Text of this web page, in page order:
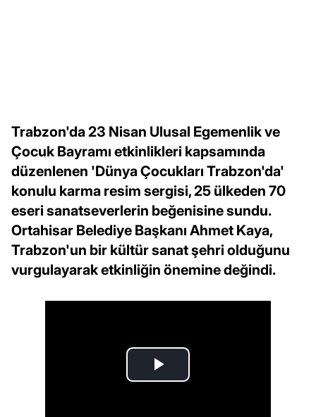
Trabzon'da 23 Nisan Ulusal Egemenlik ve
Çocuk Bayramı etkinlikleri kapsamında
düzenlenen 'Dünya Çocukları Trabzon'da'
konulu karma resim sergisi, 25 ülkeden 70
eseri sanatseverlerin beğenisine sundu.
Ortahisar Belediye Başkanı Ahmet Kaya,
Trabzon'un bir kültür sanat şehri olduğunu
vurgulayarak etkinliğin önemine değindi.